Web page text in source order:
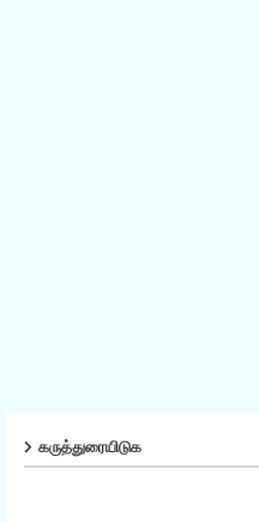
கருத்துரையிடுக